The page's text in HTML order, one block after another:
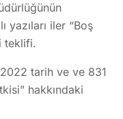
yazıları iler “Boş
teklifi.
tarih ve ve 831
hakkındaki